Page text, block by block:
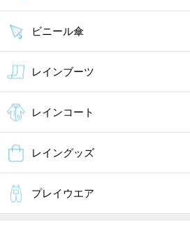
ビニール傘
レインブーツ
レインコート
レイングッズ
プレイウエア